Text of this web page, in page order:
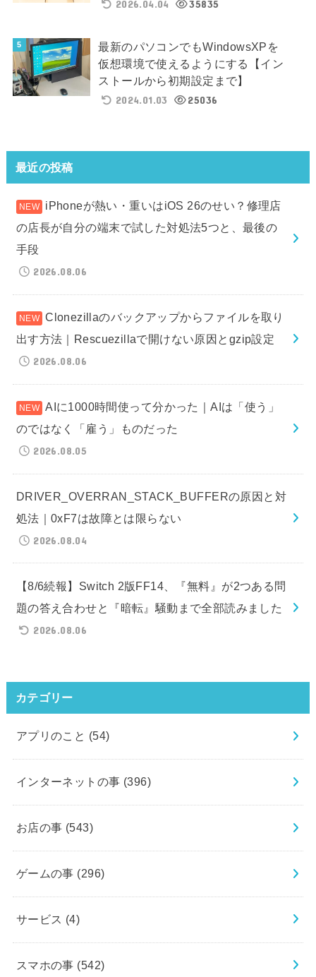
2026.04.04 35835
最新のパソコンでもWindowsXPを
仮想環境で使えるようにする【イン
ストールから初期設定まで】
2024.01.03
25036
最近の投稿
iPhoneが熱い・重いはiOS 26のせい？修理店
の店長が自分の端末で試した対処法5つと、最後の
手段
2026.08.06
Clonezillaのバックアップからファイルを取り
出す方法｜Rescuezillaで開けない原因とgzip設定
2026.08.06
AIに1000時間使って分かった｜AIは「使う」
のではなく「雇う」ものだった
2026.08.05
DRIVER_OVERRAN_STACK_BUFFERの原因と対
処法｜0xF7は故障とは限らない
2026.08.04
【8/6続報】Switch 2版FF14、『無料』が2つある問
題の答え合わせと『暗転』騒動まで全部読みました
2026.08.06
カテゴリー
アプリのこと (54)
インターネットの事 (396)
お店の事 (543)
ゲームの事 (296)
サービス (4)
スマホの事 (542)